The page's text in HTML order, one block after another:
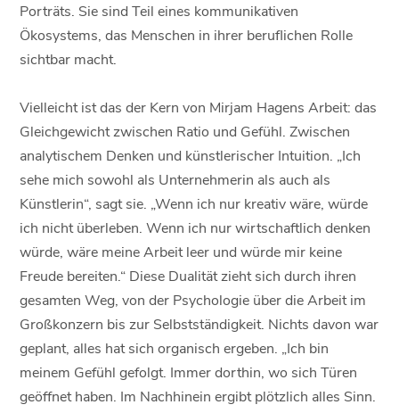
Porträts. Sie sind Teil eines kommunikativen
Ökosystems, das Menschen in ihrer beruflichen Rolle
sichtbar macht.
Vielleicht ist das der Kern von Mirjam Hagens Arbeit: das
Gleichgewicht zwischen Ratio und Gefühl. Zwischen
analytischem Denken und künstlerischer Intuition. „Ich
sehe mich sowohl als Unternehmerin als auch als
Künstlerin“, sagt sie. „Wenn ich nur kreativ wäre, würde
ich nicht überleben. Wenn ich nur wirtschaftlich denken
würde, wäre meine Arbeit leer und würde mir keine
Freude bereiten.“ Diese Dualität zieht sich durch ihren
gesamten Weg, von der Psychologie über die Arbeit im
Großkonzern bis zur Selbstständigkeit. Nichts davon war
geplant, alles hat sich organisch ergeben. „Ich bin
meinem Gefühl gefolgt. Immer dorthin, wo sich Türen
geöffnet haben. Im Nachhinein ergibt plötzlich alles Sinn.